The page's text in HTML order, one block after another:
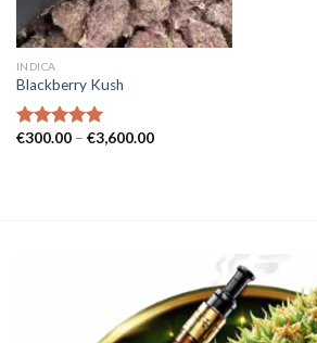
INDICA
Blackberry Kush
Betygsatt
€300.00 – €3,600.00Prisintervall: